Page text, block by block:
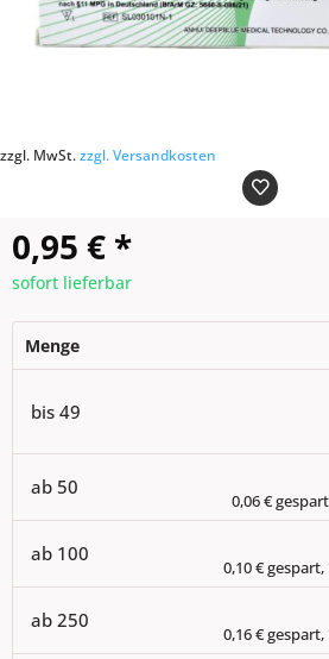
0,95 € *
sofort lieferbar
Menge
bis 49
ab 50
0,06 €
ab 100
0,10 €
ab 250
0,16 €
zzgl. MwSt.zzgl. Versandkosten